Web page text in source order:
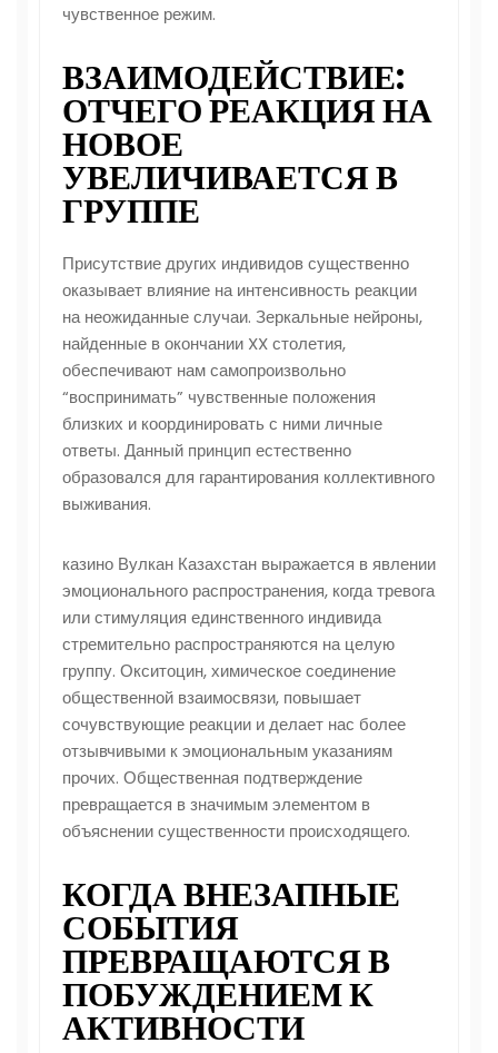
чувственное режим.
ВЗАИМОДЕЙСТВИЕ:
ОТЧЕГО РЕАКЦИЯ НА
НОВОЕ
УВЕЛИЧИВАЕТСЯ В
ГРУППЕ
Присутствие других индивидов существенно
оказывает влияние на интенсивность реакции
на неожиданные случаи. Зеркальные нейроны,
найденные в окончании XX столетия,
обеспечивают нам самопроизвольно
“воспринимать” чувственные положения
близких и координировать с ними личные
ответы. Данный принцип естественно
образовался для гарантирования коллективного
выживания.
казино Вулкан Казахстан выражается в явлении
эмоционального распространения, когда тревога
или стимуляция единственного индивида
стремительно распространяются на целую
группу. Окситоцин, химическое соединение
общественной взаимосвязи, повышает
сочувствующие реакции и делает нас более
отзывчивыми к эмоциональным указаниям
прочих. Общественная подтверждение
превращается в значимым элементом в
объяснении существенности происходящего.
КОГДА ВНЕЗАПНЫЕ
СОБЫТИЯ
ПРЕВРАЩАЮТСЯ В
ПОБУЖДЕНИЕМ К
АКТИВНОСТИ